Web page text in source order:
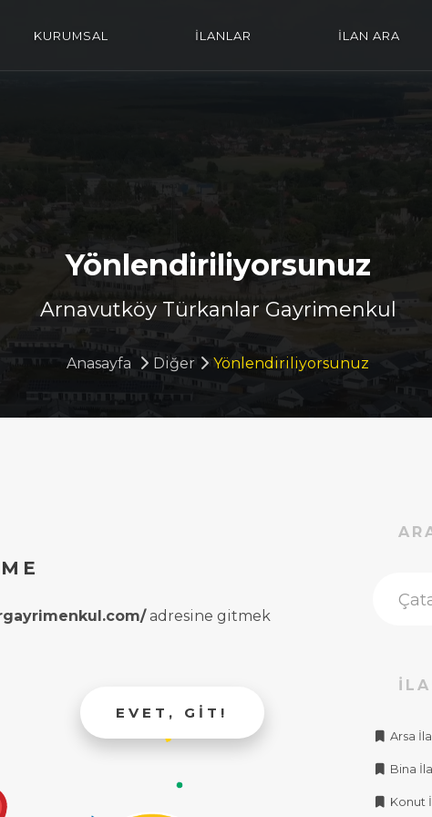
KURUMSAL İLANLAR İLAN ARA
Yönlendiriliyorsunuz
Arnavutköy Türkanlar Gayrimenkul
Anasayfa Diğer Yönlendiriliyorsunuz
adresine gitmek
EVET, GIT!
Arsa
Bina
Konut